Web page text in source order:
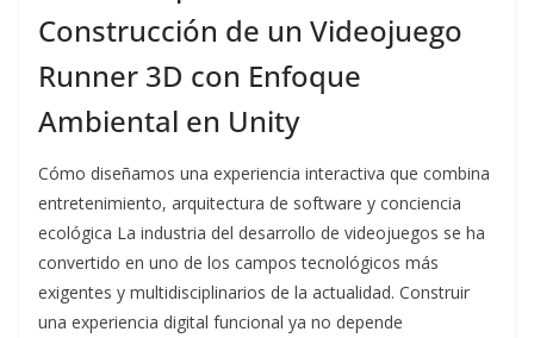
Construcción de un Videojuego
Runner 3D con Enfoque
Ambiental en Unity
Cómo diseñamos una experiencia interactiva que combina
entretenimiento, arquitectura de software y conciencia
ecológica La industria del desarrollo de videojuegos se ha
convertido en uno de los campos tecnológicos más
exigentes y multidisciplinarios de la actualidad. Construir
una experiencia digital funcional ya no depende